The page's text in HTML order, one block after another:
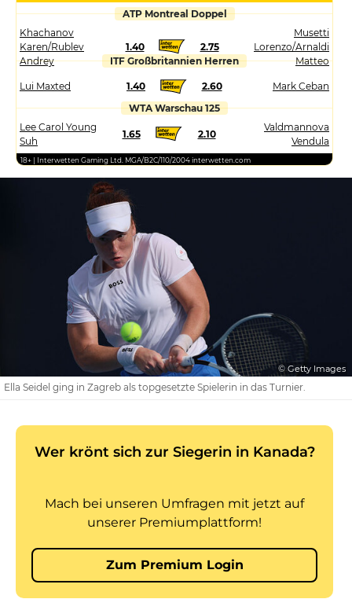
ATP Montreal Doppel
Khachanov
Karen/Rublev
Andrey
1.40 2.75
Musetti
Lorenzo/Arnaldi
Matteo
ITF Großbritannien Herren
Lui Maxted 1.40 2.60
Mark Ceban
WTA Warschau 125
Lee Carol Young
Suh
1.65 2.10
Valdmannova
Vendula
18+ | Interwetten Gaming Ltd. MGA/B2C/110/2004 interwetten.com
© Getty Images
Ella Seidel ging in Zagreb als topgesetzte Spielerin in das Turnier.